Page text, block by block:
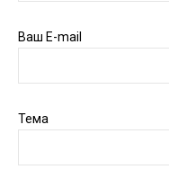
Ваш E-mail
Тема